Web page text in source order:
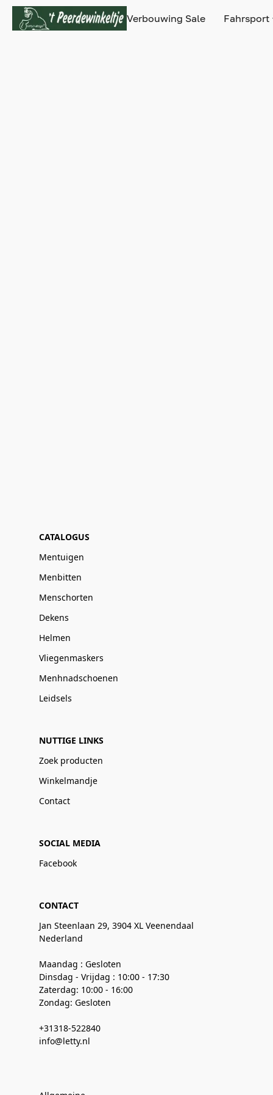
Verbouwing Sale Fahrsport
CATALOGUS
Mentuigen
Menbitten
Menschorten
Dekens
Helmen
Vliegenmaskers
Menhnadschoenen
Leidsels
NUTTIGE LINKS
Zoek producten
Winkelmandje
Contact
SOCIAL MEDIA
Facebook
CONTACT
Jan Steenlaan 29, 3904 XL Veenendaal
Nederland
Maandag : Gesloten
Dinsdag - Vrijdag : 10:00 - 17:30
Zaterdag: 10:00 - 16:00
Zondag: Gesloten
+31318-522840
info@letty.nl